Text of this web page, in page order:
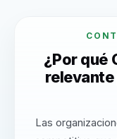
¿Por qué
relevante
Las